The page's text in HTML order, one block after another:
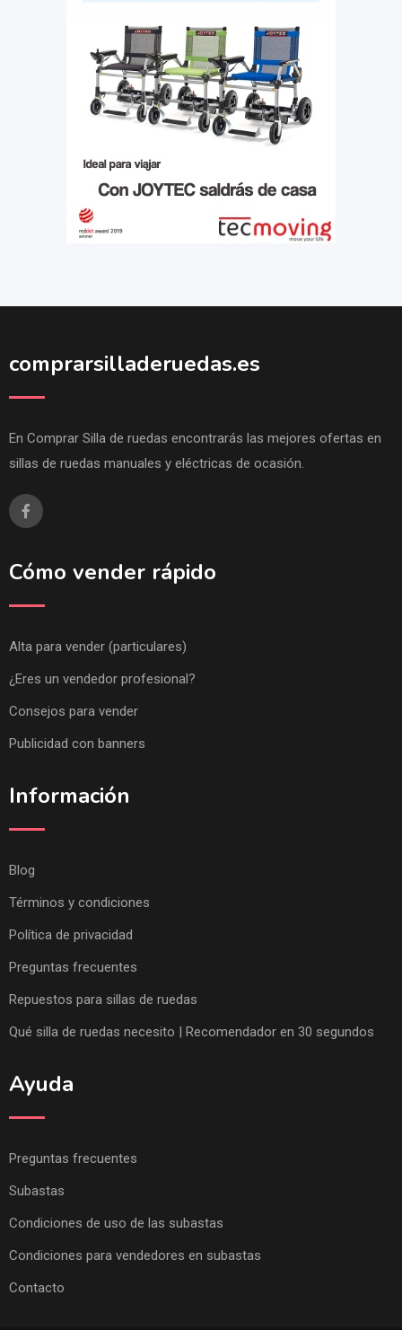
comprarsilladeruedas.es
En Comprar Silla de ruedas encontrarás las mejores ofertas en
sillas de ruedas manuales y eléctricas de ocasión.
Cómo vender rápido
Alta para vender (particulares)
¿Eres un vendedor profesional?
Consejos para vender
Publicidad con banners
Información
Blog
Términos y condiciones
Política de privacidad
Preguntas frecuentes
Repuestos para sillas de ruedas
Qué silla de ruedas necesito | Recomendador en 30 segundos
Ayuda
Preguntas frecuentes
Subastas
Condiciones de uso de las subastas
Condiciones para vendedores en subastas
Contacto